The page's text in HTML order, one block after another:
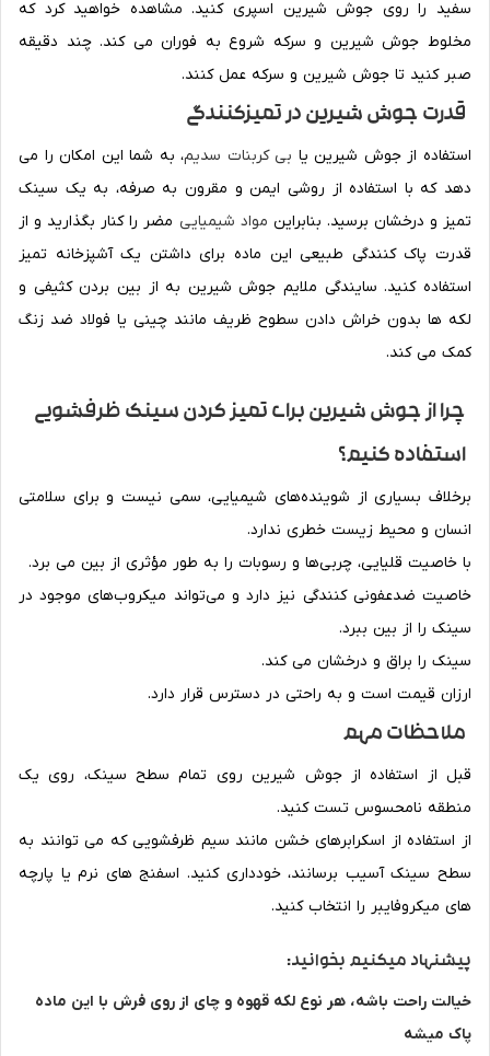
سفید را روی جوش شیرین اسپری کنید. مشاهده خواهید کرد که
مخلوط جوش شیرین و سرکه شروع به فوران می‌ کند. چند دقیقه
صبر کنید تا جوش شیرین و سرکه عمل کنند.
قدرت جوش شیرین درتمیزکنندگی
استفاده از جوش شیرین یا بی کربنات سدیم، به شما این امکان را می
دهد که با استفاده از روشی ایمن و مقرون به صرفه، به یک سینک
تمیز و درخشان برسید. بنابراین مواد شیمیایی مضر را کنار بگذارید و از
قدرت پاک کنندگی طبیعی این ماده برای داشتن یک آشپزخانه تمیز
استفاده کنید. سایندگی ملایم جوش شیرین به از بین بردن کثیفی و
لکه ها بدون خراش دادن سطوح ظریف مانند چینی یا فولاد ضد زنگ
کمک می کند.
چرا از جوش شیرین برای تمیز کردن سینک ظرفشویی
استفاده کنیم؟
برخلاف بسیاری از شوینده‌های شیمیایی، سمی نیست و برای سلامتی
انسان و محیط زیست خطری ندارد.
با خاصیت قلیایی، چربی‌ها و رسوبات را به طور مؤثری از بین می‌ برد.
خاصیت ضدعفونی کنندگی نیز دارد و می‌تواند میکروب‌های موجود در
سینک را از بین ببرد.
سینک را براق و درخشان می‌ کند.
ارزان قیمت است و به راحتی در دسترس قرار دارد.
ملاحظات مهم
قبل از استفاده از جوش شیرین روی تمام سطح سینک، روی یک
منطقه نامحسوس تست کنید.
از استفاده از اسکرابرهای خشن مانند سیم ظرفشویی که می توانند به
سطح سینک آسیب برسانند، خودداری کنید. اسفنج های نرم یا پارچه
های میکروفایبر را انتخاب کنید.
پیشنهاد میکنیم بخوانید:
خیالت راحت باشه، هر نوع لکه قهوه و چای از روی فرش با این ماده
پاک میشه